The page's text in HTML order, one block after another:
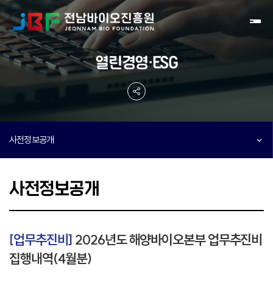
열린경영·ESG
사전정보공개
사전정보공개
[업무추진비] 2026년도 해양바이오본부 업무추진비
집행내역(4월분)